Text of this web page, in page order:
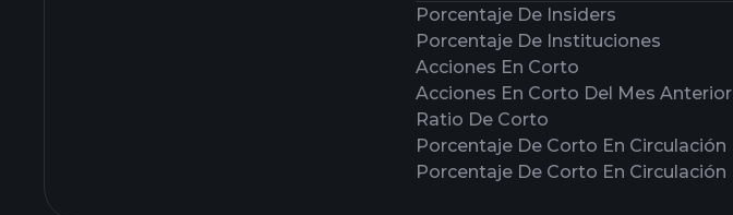
Porcentaje De Insiders
Porcentaje De Instituciones
Acciones En Corto
Acciones En Corto Del Mes Anterior
Ratio De Corto
Porcentaje De Corto En Circulación
Porcentaje De Corto En Circulación